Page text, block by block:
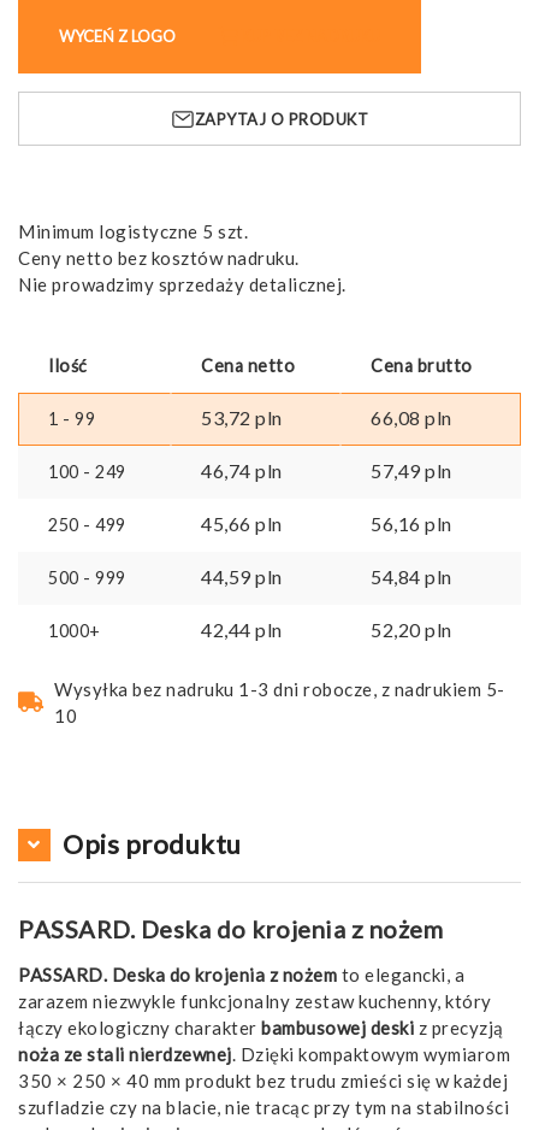
chleba
z
z
ze
stali
nierdzewnej
WYCEŃ Z LOGO
ZAPYTAJ O PRODUKT
Minimum logistyczne 5 szt.
Ceny netto bez kosztów nadruku.
Nie prowadzimy sprzedaży detalicznej.
Ilość Cena netto Cena brutto
1 - 99 53,72 pln 66,08 pln
100 - 249 46,74 pln 57,49pln
250 - 499 45,66 pln 56,16 pln
500 - 999 44,59pln 54,84 pln
1000+ 42,44 pln 52,20pln
Wysyłka bez nadruku 1-3 dni robocze, z nadrukiem 5-
10
Opis produktu
PASSARD. Deska do krojenia z nożem
PASSARD. Deska do krojenia z nożem to elegancki, a
zarazem niezwykle funkcjonalny zestaw kuchenny, który
łączy ekologiczny charakter bambusowej deski z precyzją
noża ze stali nierdzewnej. Dzięki kompaktowym wymiarom
350 × 250 × 40 mm produkt bez trudu zmieści się w każdej
szufladzie czy na blacie, nie tracąc przy tym na stabilności